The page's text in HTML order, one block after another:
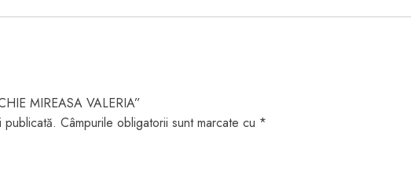
MIREASA VALERIA”
Câmpurile obligatorii sunt marcate cu *